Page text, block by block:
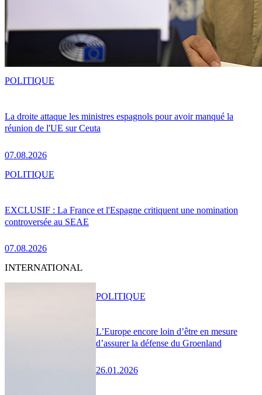
La droite attaque les ministres espagnols pour avoir manqué la
réunion de l'UE sur Ceuta
07.08.2026
POLITIQUE
EXCLUSIF : La France et l'Espagne critiquent une nomination
controversée au SEAE
07.08.2026
POLITIQUE
INTERNATIONAL
L’Europe encore loin d’être en mesure
d’assurer la défense du Groenland
26.01.2026
POLITIQUE